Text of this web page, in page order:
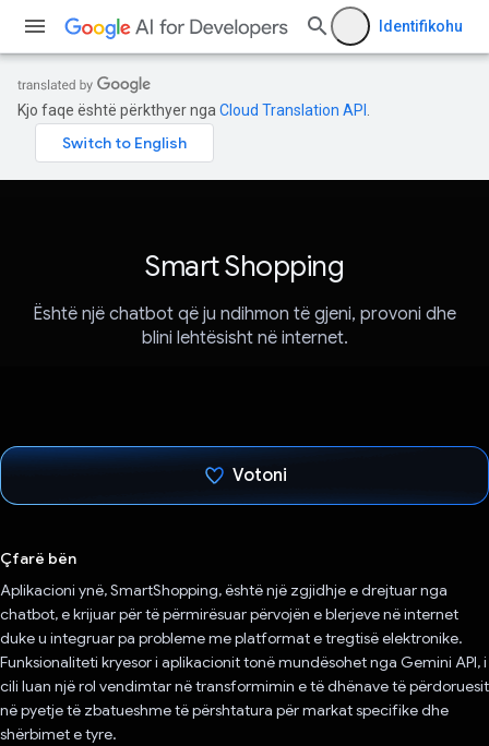
Identifikohu
Kjo faqe është përkthyer nga Cloud Translation API
Smart Shopping
Është një chatbot që ju ndihmon të gjeni, provoni dhe
blini lehtësisht në internet.
Votoni
Çfarë bën
Aplikacioni ynë, SmartShopping, është një zgjidhje e drejtuar nga
chatbot, e krijuar për të përmirësuar përvojën e blerjeve në internet
duke u integruar pa probleme me platformat e tregtisë elektronike.
Funksionaliteti kryesor i aplikacionit tonë mundësohet nga Gemini API, i
cili luan një rol vendimtar në transformimin e të dhënave të përdoruesit
në pyetje të zbatueshme të përshtatura për markat specifike dhe
shërbimet e tyre.